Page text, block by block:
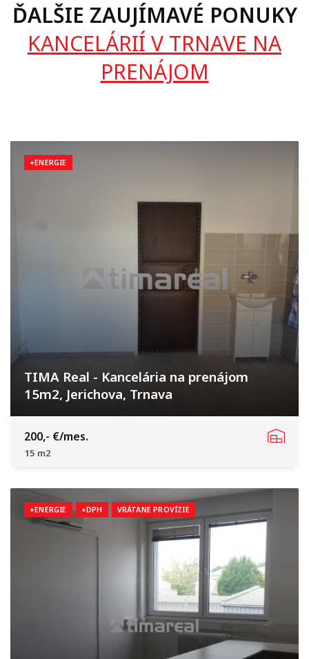
ĎALŠIE ZAUJÍMAVÉ PONUKY
KANCELÁRIÍ V TRNAVE NA
PRENÁJOM
+ENERGIE
TIMA Real - Kancelária na prenájom
15m2, Jerichova, Trnava
Jerichova, Trnava
200,- €/mes.
15 m2
+ENERGIE +DPH VRÁTANE PROVÍZIE